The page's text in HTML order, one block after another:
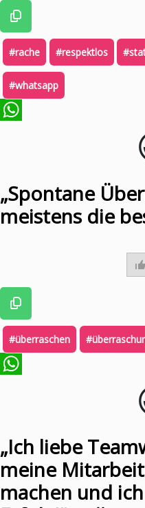
#rache #respektlos
#whatsapp
„Spontane
meistens die
#überraschen
„Ich liebe
meine
machen und ich